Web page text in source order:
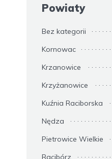
Powiaty
Bez kategorii
Kornowac
Krzanowice
Krzyżanowice
Kuźnia Raciborska
Nędza
Pietrowice Wielkie
Racibórz